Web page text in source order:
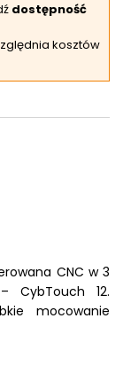
dostępność
kosztów
CNC w 3
CybTouch 12.
mocowanie